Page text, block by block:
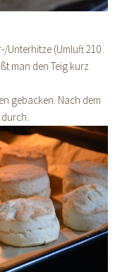
Unterhitze (Umluft 210
man den Teig kurz
gebacken. Nach dem